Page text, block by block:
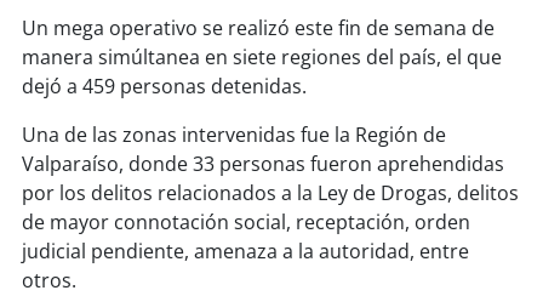
soyiquique
soycalama
soy antofagasta
soy copiapó
valparaíso
Un mega operativo se realizó este fin de semana de
manera simúltanea en siete regiones del país, el que
dejó a 459 personas detenidas.
Una de las zonas intervenidas fue la Región de
Valparaíso, donde 33 personas fueron aprehendidas
por los delitos relacionados a la Ley de Drogas, delitos
de mayor connotación social, receptación, orden
judicial pendiente, amenaza a la autoridad, entre
otros.